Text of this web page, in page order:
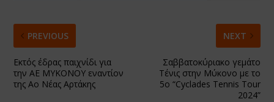
PREVIOUS
Εκτός έδρας παιχνίδι για
την ΑΕ ΜΥΚΟΝΟΥ εναντίον
της Αο Νέας Αρτάκης
NEXT
Σαββατοκύριακο γεμάτο
Τένις στην Μύκονο με το
5o “Cyclades Tennis Tour
2024”